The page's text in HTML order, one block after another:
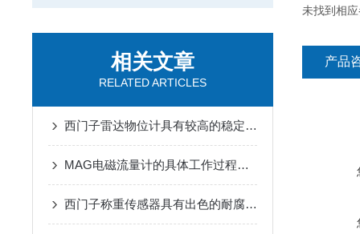
相关文章
RELATED ARTICLES
西门子雷达物位计具有较高的稳定性和抗干扰能力
MAG电磁流量计的具体工作过程分析
西门子称重传感器具有出色的耐腐蚀性、耐高温性和抗振动性
未找到相
产品